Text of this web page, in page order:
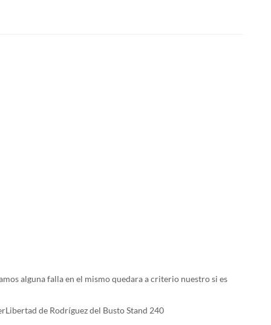
alguna falla en el mismo quedara a criterio nuestro si es
de Rodríguez del Busto Stand 240